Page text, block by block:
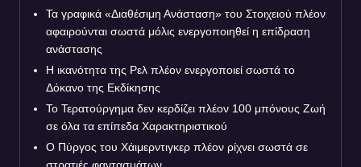
Τα γραφικά «Διαθέσιμη Ανάσταση» του Στοιχειού πλέον
αφαιρούνται σωστά μόλις ενεργοποιηθεί η επίδραση
ανάστασης
Η ικανότητα της Ρελ πλέον ενεργοποιεί σωστά το
Δόκανο της Εκδίκησης
Το Τερατούργημα δεν κερδίζει πλέον 100 μπόνους Ζωή
σε όλα τα επίπεδα Χαρακτηριστικού
Ο Πύργος του Χάιμερντιγκερ πλέον ρίχνει σωστά σε